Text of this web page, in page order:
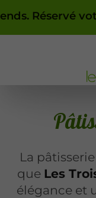
menu
La
que Les
élégance et